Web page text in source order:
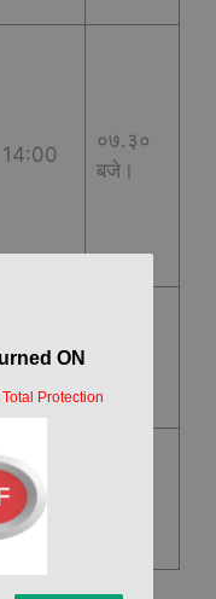
14:00
०७.३०
बजे।
14:00
14:00